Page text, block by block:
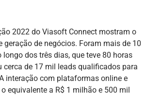
2022 do Viasoft Connect mostram o
geração de negócios. Foram mais de 10
dos três dias, que teve 80 horas
cerca de 17 mil leads qualificados para
interação com plataformas online e
equivalente a R$ 1 milhão e 500 mil